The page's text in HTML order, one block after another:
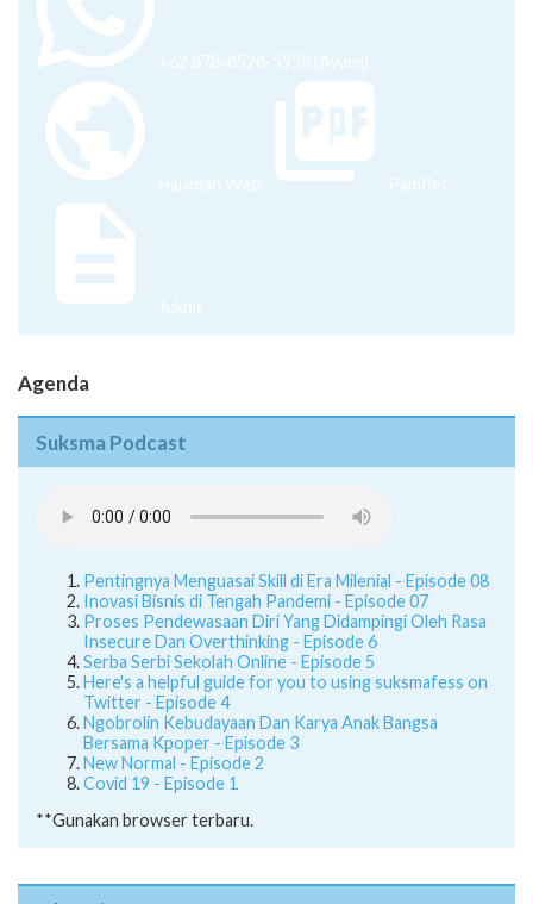
+62 878-8528-5958 (Ayumi)
Halaman Web Pamflet
Juknis
Agenda
Suksma Podcast
Pentingnya Menguasai Skill di Era Milenial - Episode 08
Inovasi Bisnis di Tengah Pandemi - Episode 07
Proses Pendewasaan Diri Yang Didampingi Oleh Rasa
Insecure Dan Overthinking - Episode 6
Serba Serbi Sekolah Online - Episode 5
Here's a helpful guide for you to using suksmafess on
Twitter - Episode 4
Ngobrolin Kebudayaan Dan Karya Anak Bangsa
Bersama Kpoper - Episode 3
New Normal - Episode 2
Covid 19 - Episode 1
**Gunakan browser terbaru.